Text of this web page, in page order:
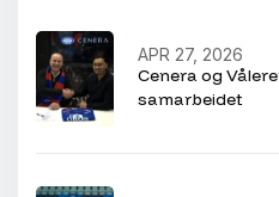
Cenera og
samarbeidet
APR 27, 2026